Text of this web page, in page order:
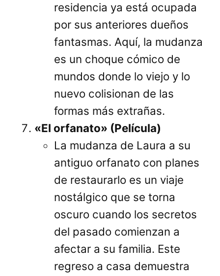
residencia ya está ocupada
por sus anteriores dueños
fantasmas. Aquí, la mudanza
es un choque cómico de
mundos donde lo viejo y lo
nuevo colisionan de las
formas más extrañas.
«El orfanato» (Película)
La mudanza de Laura a su
antiguo orfanato con planes
de restaurarlo es un viaje
nostálgico que se torna
oscuro cuando los secretos
del pasado comienzan a
afectar a su familia. Este
regreso a casa demuestra